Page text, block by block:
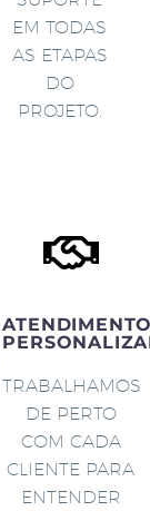
EM TODAS
AS ETAPAS
DO
PROJETO.
TRABALHAMOS
DE PERTO
COM CADA
CLIENTE PARA
ENTENDER